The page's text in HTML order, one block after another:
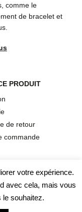
comme le
de bracelet et
PRODUIT
de retour
commande
votre expérience.
avec cela, mais vous
souhaitez.